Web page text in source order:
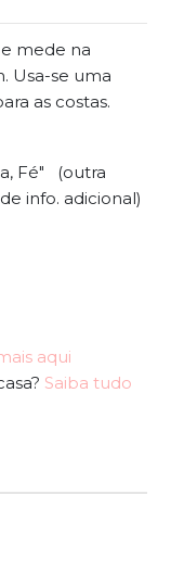
mede na
Usa-se uma
as costas.
Fé" (outra
info. adicional)
aqui
Saiba tudo